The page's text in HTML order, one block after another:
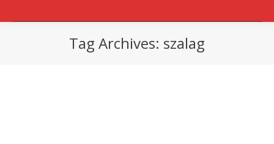
Tag Archives: szalag